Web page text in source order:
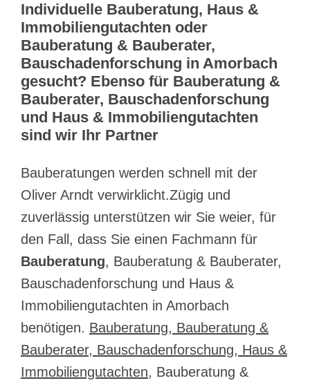
Individuelle Bauberatung, Haus &
Immobiliengutachten oder
Bauberatung & Bauberater,
Bauschadenforschung in Amorbach
gesucht? Ebenso für Bauberatung &
Bauberater, Bauschadenforschung
und Haus & Immobiliengutachten
sind wir Ihr Partner
Bauberatungen werden schnell mit der
Oliver Arndt verwirklicht.Zügig und
zuverlässig unterstützen wir Sie weier, für
den Fall, dass Sie einen Fachmann für
Bauberatung, Bauberatung & Bauberater,
Bauschadenforschung und Haus &
Immobiliengutachten in Amorbach
benötigen. Bauberatung, Bauberatung &
Bauberater, Bauschadenforschung, Haus &
Immobiliengutachten, Bauberatung &